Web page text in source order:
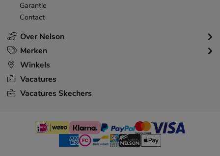
Over Nelson
Garantie
Contact
Merken
Winkels
Vacatures
Vacatures Skechers